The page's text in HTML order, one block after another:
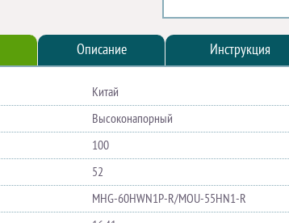
Описание Инструкция
Китай
Высоконапорный
100
52
MHG-60HWN1P-R/MOU-55HN1-R